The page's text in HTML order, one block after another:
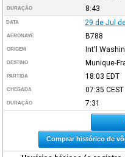
DURAÇÃO 8:43
DATA 29 de Jul
AERONAVE B788
ORIGEM Int'l
DESTINO Munique-
PARTIDA 18:03 EDT
CHEGADA 07:35 CEST
DURAÇÃO 7:31
Comprar histórico de